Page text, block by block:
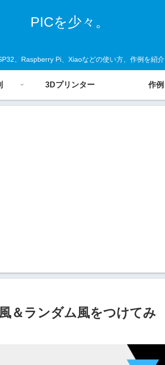
PICを少々。
、Raspberry Pi、Xiaoなどの使い方、作例を紹介
3Dプリンター 作例
＆ランダム風をつけてみ